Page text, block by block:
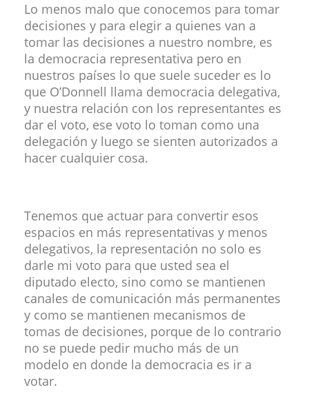
Lo menos malo que conocemos para tomar
decisiones y para elegir a quienes van a
tomar las decisiones a nuestro nombre, es
la democracia representativa pero en
nuestros países lo que suele suceder es lo
que O’Donnell llama democracia delegativa,
y nuestra relación con los representantes es
dar el voto, ese voto lo toman como una
delegación y luego se sienten autorizados a
hacer cualquier cosa.
Tenemos que actuar para convertir esos
espacios en más representativas y menos
delegativos, la representación no solo es
darle mi voto para que usted sea el
diputado electo, sino como se mantienen
canales de comunicación más permanentes
y como se mantienen mecanismos de
tomas de decisiones, porque de lo contrario
no se puede pedir mucho más de un
modelo en donde la democracia es ir a
votar.